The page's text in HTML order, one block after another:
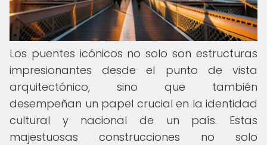
Los puentes icónicos no solo son estructuras
impresionantes desde el punto de vista
arquitectónico, sino que también
desempeñan un papel crucial en la identidad
cultural y nacional de un país. Estas
majestuosas construcciones no solo